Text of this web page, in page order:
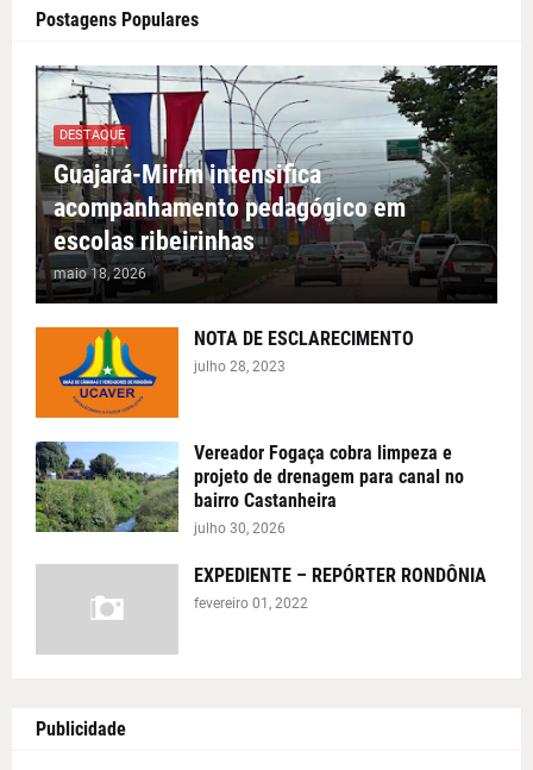
Postagens Populares
DESTAQUE
Guajará-Mirim intensifica
acompanhamento pedagógico em
escolas ribeirinhas
maio 18, 2026
NOTA DE ESCLARECIMENTO
julho 28, 2023
Vereador Fogaça cobra limpeza e
projeto de drenagem para canal no
bairro Castanheira
julho 30, 2026
EXPEDIENTE – REPÓRTER RONDÔNIA
fevereiro 01, 2022
Publicidade